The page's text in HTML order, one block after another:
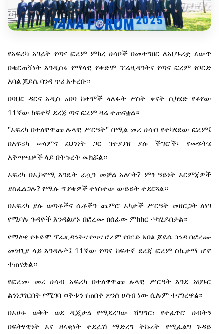
የአፍሪካ አገራት የጣና ፎረም ምክረ ሀሳቦች በመተግበር ለአህጉሪቷ ለውጥ
በቁርጠኝነት እንዲሰሩ የማላዊ የቀድሞ ፕሬዚዳንትና የጣና ፎረም የቦርድ
አባል ጆይሴ ባንዳ ጥሪ አቀረቡ።
በባህር ዳርና አዲስ አበባ ከተሞች ላለፉት ሦስት ቀናት ሲካሄድ የቆየው
11ኛው ከፍተኛ ደረጃ ጣና ፎረም ዛሬ ተጠናቋል።
"አፍሪካ በተለዋዋጩ ሉላዊ ሥርዓት" በሚል መሪ ሀሳብ የተካሄደው ፎረም፤
በአፍሪካ ሠላምና ደህንነት ጋር በተያያዘ ያሉ ችግሮች፣ የመፍትሄ
አቅጣጫዎች ላይ በትኩረት መክሯል።
አፍሪካ በኢኮኖሚ እንዴት ራሷን መቻል አለባት? ምን ዓይነት እርምጃዎች
ያስፈልጋሉ? የሚሉ ጥያቄዎች ተነስተው ውይይት ተደርጓል።
በአፍሪካ ያሉ ወጣቶችና ሴቶችን ጨምሮ አካታች ሥርዓት መዘርጋት ለነገ
የሚባሉ ጉዳዮች እንዳልሆኑ በፎረሙ በሰፊው ምክክር ተካሂዶበታል።
የማላዊ የቀድሞ ፕሬዚዳንትና የጣና ፎረም የቦርድ አባል ጆይሴ ባንዳ በፎረሙ
መዝጊያ ላይ እንዳሉት፤ 11ኛው የጣና ከፍተኛ ደረጃ ፎረም ስኬታማ ሆኖ
ተጠናቋል።
የፎረሙ መሪ ሀሳብ አፍሪካ በተለዋዋጩ ሉላዊ ሥርዓት እንደ አህጉር
ልንነጋገርበት የሚገባ ወቅቱን የጠበቀ ጽንሰ ሀሳብ ነው ሲሉም ተናግረዋል።
በአሁኑ ወቅት ወደ ዲጂታል የሚደረገው ሽግግር፣ የተፈጥሮ ሀብትን
በፍትሃዊነት እና ዘላቂነት ተደራሽ ማድረግ ትኩረት የሚፈልግ ጉዳይ